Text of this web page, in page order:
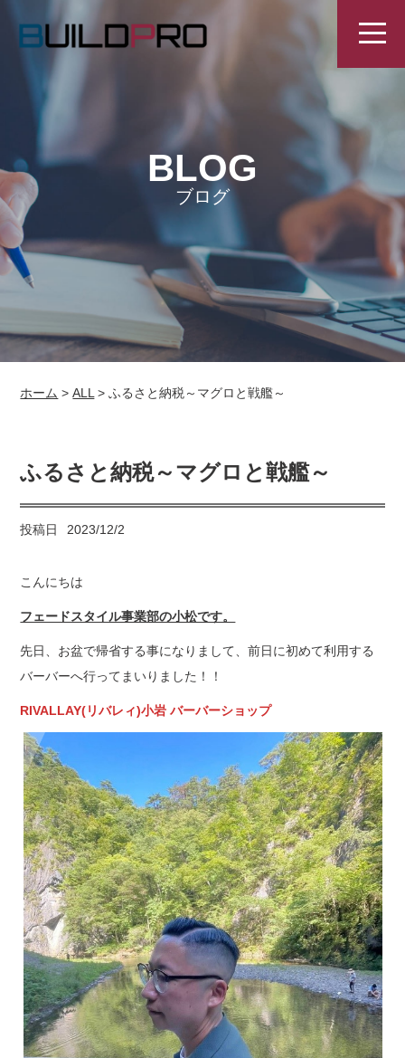
BLOG
ブログ
ホーム >ALL >ふるさと納税～マグロと戦艦～
ふるさと納税～マグロと戦艦～
投稿日 2023/12/2
こんにちは
フェードスタイル事業部の小松です。
先日、お盆で帰省する事になりまして、前日に初めて利用する
バーバーへ行ってまいりました！！
RIVALLAY(リバレィ)小岩 バーバーショップ